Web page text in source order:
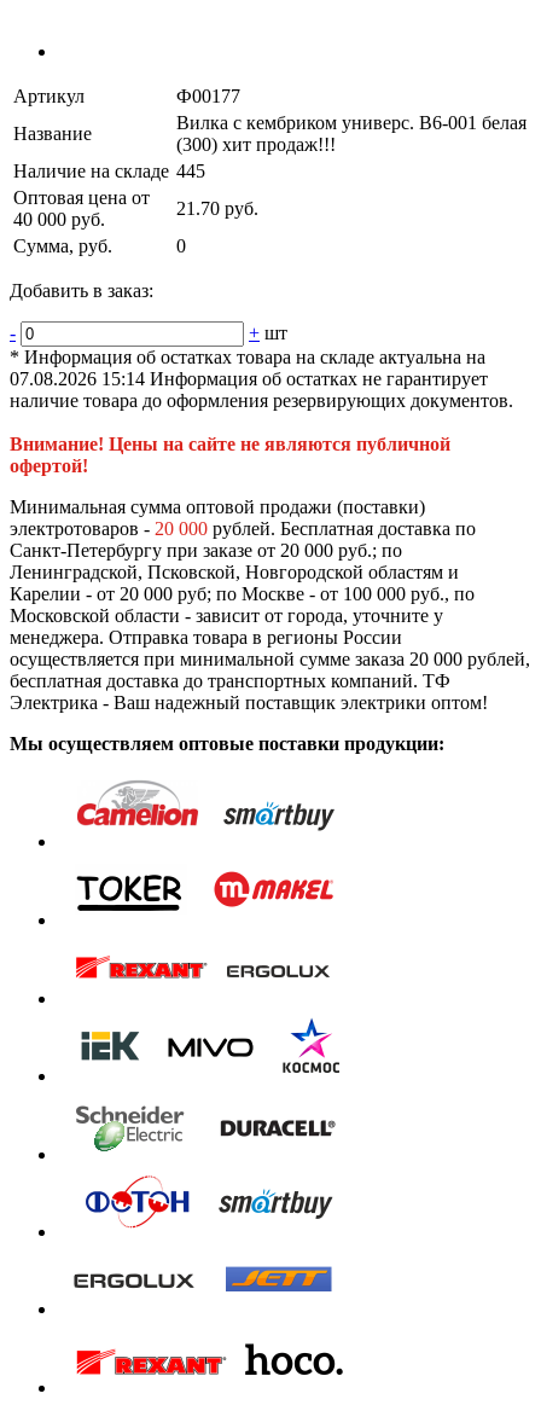
Артикул
Ф00177
Название
Вилка с кембриком универс. В6-001 белая
(300) хит продаж!!!
Наличие на складе 445
Оптовая цена от
40 000 руб.
21.70 руб.
Сумма, руб.
0
Добавить в заказ:
- + шт
* Информация об остатках товара на складе актуальна на
07.08.2026 15:14 Информация об остатках не гарантирует
наличие товара до оформления резервирующих документов.
Внимание! Цены на сайте не являются публичной
офертой!
Минимальная сумма оптовой продажи (поставки)
электротоваров - 20 000 рублей. Бесплатная доставка по
Санкт-Петербургу при заказе от 20 000 руб.; по
Ленинградской, Псковской, Новгородской областям и
Карелии - от 20 000 руб; по Москве - от 100 000 руб., по
Московской области - зависит от города, уточните у
менеджера. Отправка товара в регионы России
осуществляется при минимальной сумме заказа 20 000 рублей,
бесплатная доставка до транспортных компаний. ТФ
Электрика - Ваш надежный поставщик электрики оптом!
Мы осуществляем оптовые поставки продукции: